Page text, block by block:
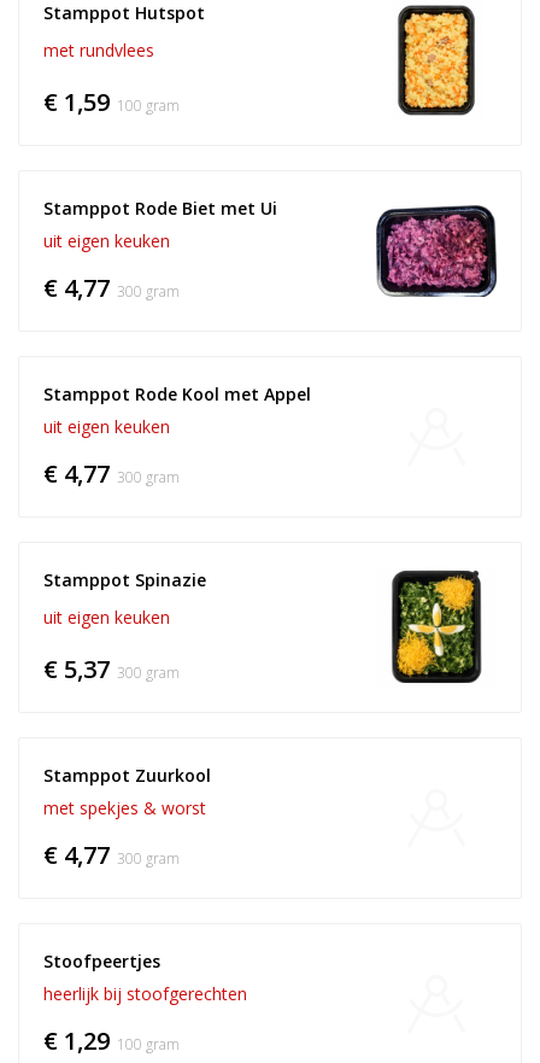
Stamppot Hutspot
met rundvlees
€ 1,59 100 gram
Stamppot Rode Biet met Ui
uit eigen keuken
€ 4,77 300 gram
Stamppot Rode Kool met Appel
uit eigen keuken
€ 4,77 300 gram
Stamppot Spinazie
uit eigen keuken
€ 5,37 300 gram
Stamppot Zuurkool
met spekjes & worst
€ 4,77 300 gram
Stoofpeertjes
heerlijk bij stoofgerechten
€ 1,29 100 gram